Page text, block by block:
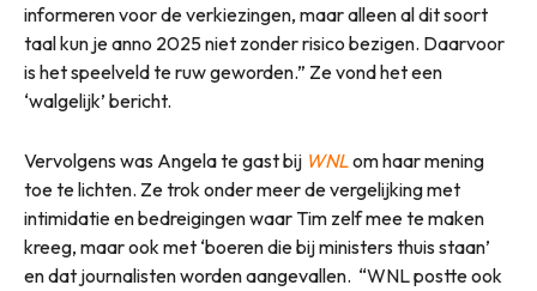
informeren voor de verkiezingen, maar alleen al dit soort
taal kun je anno 2025 niet zonder risico bezigen. Daarvoor
is het speelveld te ruw geworden.” Ze vond het een
‘walgelijk’ bericht.
Vervolgens was Angela te gast bij WNLom haar mening
toe te lichten. Ze trok onder meer de vergelijking met
intimidatie en bedreigingen waar Tim zelf mee te maken
kreeg, maar ook met ‘boeren die bij ministers thuis staan’
en dat journalisten worden aangevallen. “WNL postte ook